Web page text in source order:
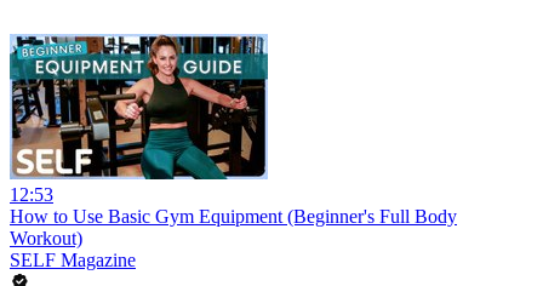
12:53
How to Use Basic Gym Equipment (Beginner's Full Body
Workout)
SELF Magazine